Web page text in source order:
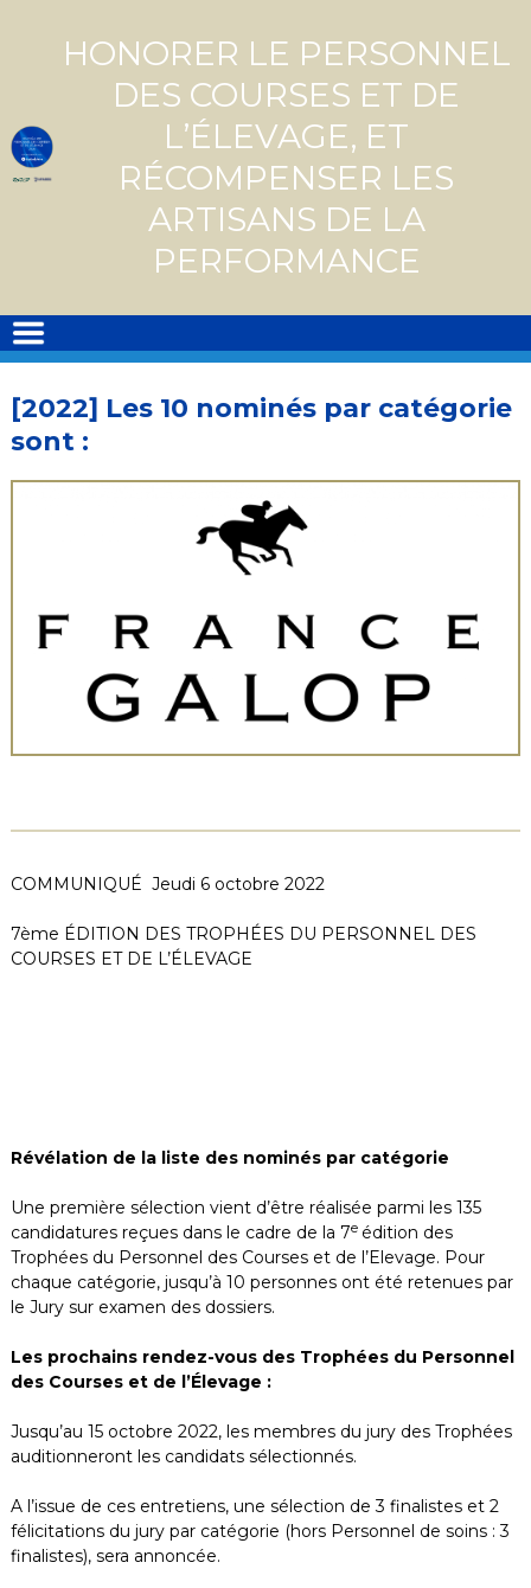
HONORER LE PERSONNEL
DES COURSES ET DE
L’ÉLEVAGE, ET
RÉCOMPENSER LES
ARTISANS DE LA
PERFORMANCE
[2022] Les 10 nominés par catégorie
sont :
COMMUNIQUÉ Jeudi 6 octobre 2022
7ème ÉDITION DES TROPHÉES DU PERSONNEL DES
COURSES ET DE L’ÉLEVAGE
Révélation de la liste des nominés par catégorie
Une première sélection vient d’être réalisée parmi les 135
candidatures reçues dans le cadre de la 7e édition des
Trophées du Personnel des Courses et de l’Elevage. Pour
chaque catégorie, jusqu’à 10 personnes ont été retenues par
le Jury sur examen des dossiers.
Les prochains rendez-vous des Trophées du Personnel
des Courses et de l’Élevage :
Jusqu’au 15 octobre 2022, les membres du jury des Trophées
auditionneront les candidats sélectionnés.
A l’issue de ces entretiens, une sélection de 3 finalistes et 2
félicitations du jury par catégorie (hors Personnel de soins : 3
finalistes), sera annoncée.